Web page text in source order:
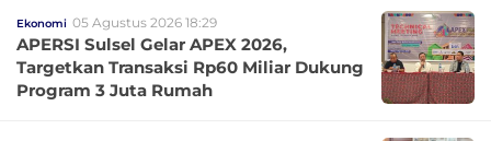
Ekonomi 05 Agustus 2026 18:29
APERSI Sulsel Gelar APEX 2026,
Targetkan Transaksi Rp60 Miliar Dukung
Program 3 Juta Rumah